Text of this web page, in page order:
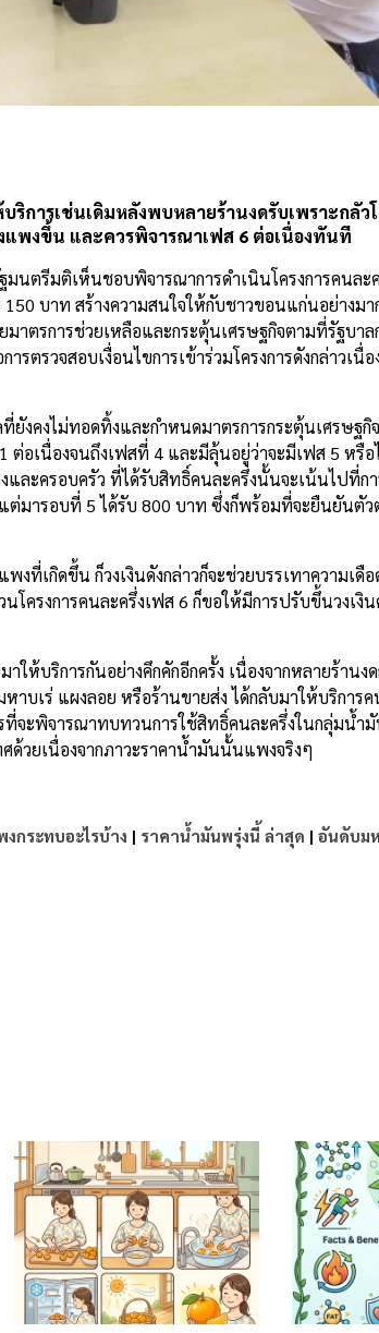
การเช่นเดิมหลังพบหลายร้านงดรับเพราะกลั
แพงขึ้น และควรพิจารณาเฟส 6 ต่อเนื่องทันที
นตรีมติเห็นชอบพิจารณาการดำเนินโครงการคนละ
บาท สร้างความสนใจให้กับชาวขอนแก่นอย่างมา
าตรการช่วยเหลือและกระตุ้นเศรษฐกิจตามที่รัฐบาล
รวจสอบเงื่อนไขการเข้าร่วมโครงการดังกล่าวเนื่
งคงไม่ทอดทิ้งและกำหนดมาตรการกระตุ้นเศรษฐกิ
อเนื่องจนถึงเฟสที่ 4 และมีลุ้นอยู่ว่าจะมีเฟส 5 หรือ
และครอบครัว ที่ได้รับสิทธิ์คนละครึ่งนั้นจะเน้นไปที่ก
มารอบที่ 5 ได้รับ 800 บาท ซึ่งก็พร้อมที่จะยืนยันตัว
ที่เกิดขึ้น ก็วงเงินดังกล่าวก็จะช่วยบรรเทาความเ
ครงการคนละครึ่งเฟส 6 ก็ขอให้มีการปรับขึ้นวงเงิ
ให้บริการกันอย่างคึกคักอีกครั้ง เนื่องจากหลายร้านง
าบเร่ แผงลอย หรือร้านขายส่ง ได้กลับมาให้บริการ
ที่จะพิจารณาทบทวนการใช้สิทธิ์คนละครึ่งในกลุ่มน้ำ
วยเนื่องจากภาวะราคาน้ำมันนั้นแพงจริงๆ
กระทบอะไรบ้าง | ราคาน้ำมันพรุ่งนี้ ล่าสุด | อันดับม